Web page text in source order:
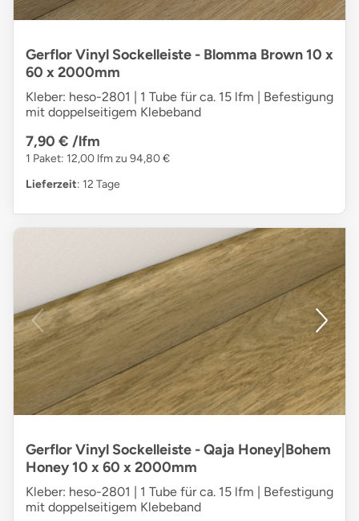
Gerflor Vinyl Sockelleiste - Blomma Brown 10 x
60 x 2000mm
Kleber: heso-2801 | 1 Tube für ca. 15 lfm | Befestigung
mit doppelseitigem Klebeband
7,90 € /lfm
1 Paket: 12,00 lfm zu 94,80 €
Lieferzeit: 12 Tage
Gerflor Vinyl Sockelleiste - Qaja Honey|Bohem
Honey 10 x 60 x 2000mm
Kleber: heso-2801 | 1 Tube für ca. 15 lfm | Befestigung
mit doppelseitigem Klebeband